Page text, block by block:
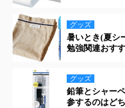
グッズ
暑いとき(夏シ
勉強関連おす
グッズ
鉛筆とシャー
参するのはど